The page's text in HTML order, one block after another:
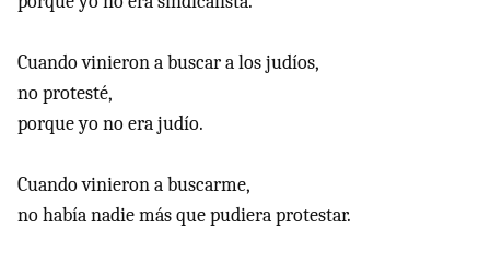
Cuando vinieron a buscar a los judíos,
no protesté,
porque yo no era judío.
Cuando vinieron a buscarme,
no había nadie más que pudiera protestar.